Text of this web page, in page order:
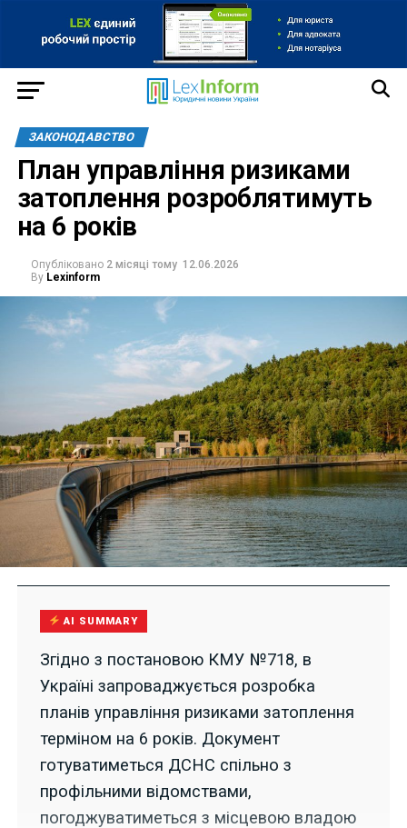
ЗАКОНОДАВСТВО
План управління ризиками
затоплення розроблятимуть
на 6 років
Опубліковано 2 місяці тому 12.06.2026
By Lexinform
AI SUMMARY
Згідно з постановою КМУ №718, в
Україні запроваджується розробка
планів управління ризиками затоплення
терміном на 6 років. Документ
готуватиметься ДСНС спільно з
профільними відомствами,
погоджуватиметься з місцевою владою